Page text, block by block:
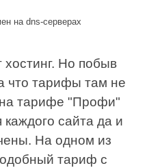
на dns-серверах
Но побыв
что тарифы там не
на тарифе "Профи"
сайта да и
На одном из
тариф с